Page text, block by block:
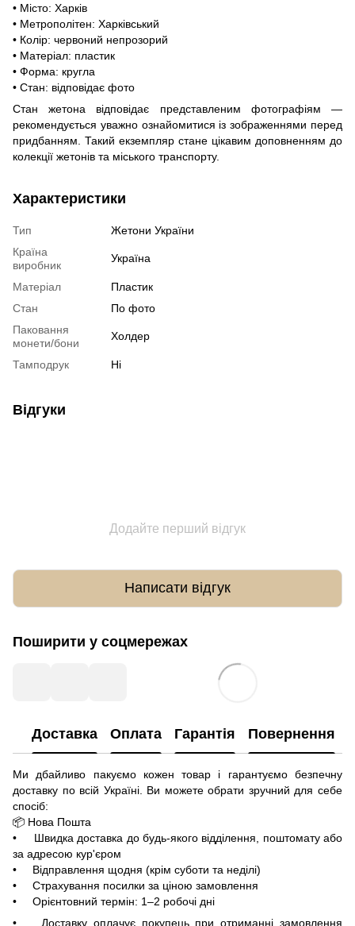
• Місто: Харків
• Метрополітен: Харківський
• Колір: червоний непрозорий
• Матеріал: пластик
• Форма: кругла
• Стан: відповідає фото
Стан жетона відповідає представленим фотографіям —
рекомендується уважно ознайомитися із зображеннями перед
придбанням. Такий екземпляр стане цікавим доповненням до
колекції жетонів та міського транспорту.
Характеристики
Тип
Жетони України
Країна
виробник
Україна
Матеріал
Пластик
Стан
По фото
Паковання
монети/бони
Холдер
Тамподрук Ні
Відгуки
Додайте перший відгук
Написати відгук
Поширити у соцмережах
Доставка Оплата Гарантія Повернення
Ми дбайливо пакуємо кожен товар і гарантуємо безпечну
доставку по всій Україні. Ви можете обрати зручний для себе
спосіб:
📦 Нова Пошта
• Швидка доставка до будь-якого відділення, поштомату або
за адресою кур'єром
• Відправлення щодня (крім суботи та неділі)
• Страхування посилки за ціною замовлення
• Орієнтовний термін: 1–2 робочі дні
• Доставку оплачує покупець при отриманні замовлення